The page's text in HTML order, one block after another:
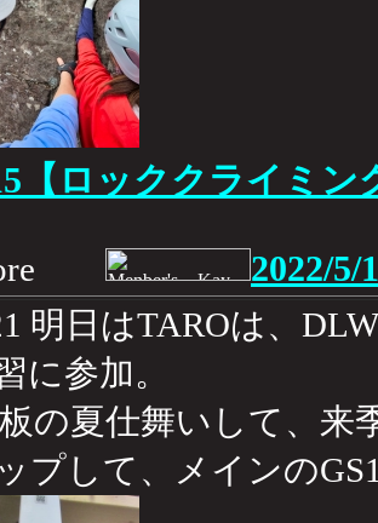
【ロッククライミン
2022/5/
明日はTAROは、
に参加。
の夏仕舞いして、来
プして、メインの